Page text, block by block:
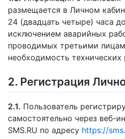
размещается в Личном
24 (двадцать четыре) часа
исключением аварийных
проводимых третьими
необходимость технических
2. Регистрация
2.1. Пользователь
самостоятельно через веб-
SMS.RU по адресу https://